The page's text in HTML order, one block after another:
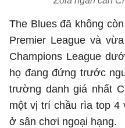
The Blues đã không
Premier League và
Champions League
họ đang đứng trước
trường danh giá nhất
một vị trí chầu rìa top 4
ở sân chơi ngoại hạng.